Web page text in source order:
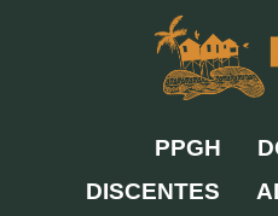
PPGH
DISCENTES